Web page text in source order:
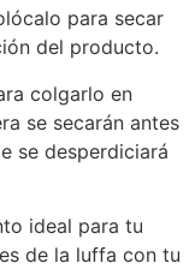
para secar
del producto.
colgarlo en
se secarán antes
se desperdiciará
ideal para tu
de la luffa con tu